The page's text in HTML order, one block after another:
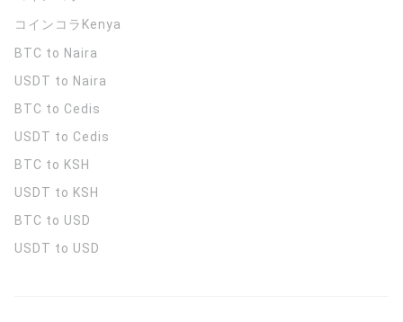
コインコラ Kenya
BTC to Naira
USDT to Naira
BTC to Cedis
USDT to Cedis
BTC to KSH
USDT to KSH
BTC to USD
USDT to USD